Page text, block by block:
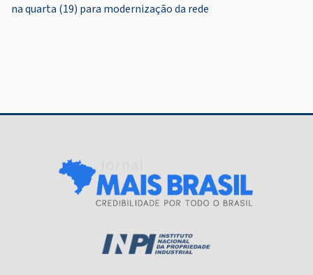
Post
na quarta (19) para modernização da rede